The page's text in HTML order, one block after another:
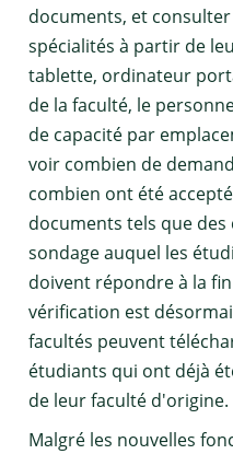
documents, et
spécialités à partir de
tablette, ordinateur
de la faculté, le
de capacité par
voir combien de
combien ont été
documents tels que
sondage auquel les
doivent répondre à la
vérification est
facultés peuvent
étudiants qui ont déjà
de leur faculté d'origine.
Malgré les nouvelles